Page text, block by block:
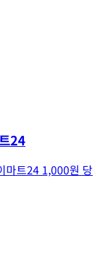
24
마트24 1,000원 당